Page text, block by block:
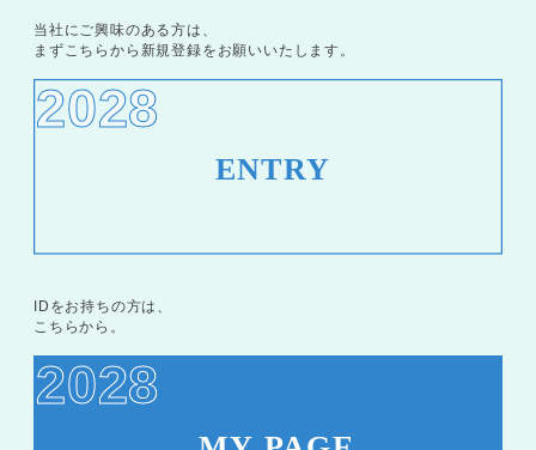
当社にご興味のある方は、
まずこちらから新規登録をお願いいたします。
2028
IDをお持ちの方は、
こちらから。
2028